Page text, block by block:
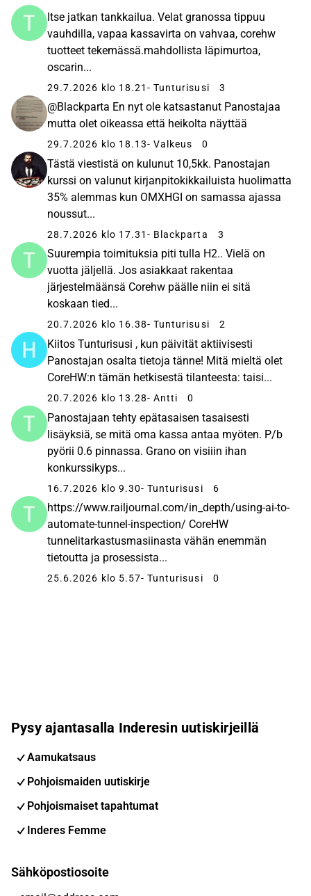
Itse jatkan tankkailua. Velat granossa tippuu
vauhdilla, vapaa kassavirta on vahvaa, corehw
tuotteet tekemässä.mahdollista läpimurtoa,
oscarin...
29.7.2026 klo 18.21 - Tunturisusi 3
@Blackparta En nyt ole katsastanut Panostajaa
mutta olet oikeassa että heikolta näyttää
29.7.2026 klo 18.13- Valkeus 0
Tästä viestistä on kulunut 10,5kk. Panostajan
kurssi on valunut kirjanpitokikkailuista huolimatta
35% alemmas kun OMXHGI on samassa ajassa
noussut...
28.7.2026 klo 17.31 - Blackparta 3
Suurempia toimituksia piti tulla H2.. Vielä on
vuotta jäljellä. Jos asiakkaat rakentaa
järjestelmäänsä Corehw päälle niin ei sitä
koskaan tied...
20.7.2026 klo 16.38- Tunturisusi 2
Kiitos Tunturisusi , kun päivität aktiivisesti
Panostajan osalta tietoja tänne! Mitä mieltä olet
CoreHW:n tämän hetkisestä tilanteesta: taisi...
20.7.2026 klo 13.28- Antti 0
Panostajaan tehty epätasaisen tasaisesti
lisäyksiä, se mitä oma kassa antaa myöten. P/b
pyörii 0.6 pinnassa. Grano on visiiin ihan
konkurssikyps...
16.7.2026 klo 9.30- Tunturisusi 6
https://www.railjournal.com/in_depth/using-ai-to-
automate-tunnel-inspection/ CoreHW
tunnelitarkastusmasiinasta vähän enemmän
tietoutta ja prosessista...
25.6.2026 klo 5.57- Tunturisusi 0
Pysy ajantasalla Inderesin uutiskirjeillä
Aamukatsaus
Pohjoismaiden uutiskirje
Pohjoismaiset tapahtumat
Inderes Femme
Sähköpostiosoite